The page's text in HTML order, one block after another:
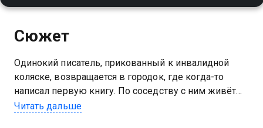
Сюжет
Одинокий писатель, прикованный к инвалидной
коляске, возвращается в городок, где когда-то
написал первую книгу. По соседству с ним живёт
женщина с тремя дочками. Он попытается раскрыть
Читать дальше